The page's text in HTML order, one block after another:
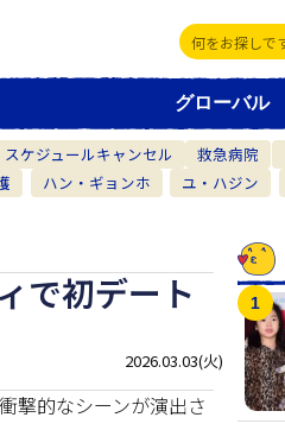
グローバル
スケジュールキャンセル 救急病院
ハン・ギョンホ ユ・ハジン
で初デート
2026.03.03(火)
撃的なシーンが演出さ